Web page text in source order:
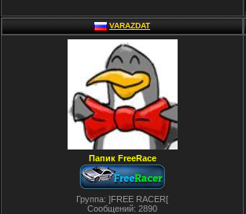
VARAZDAT
Папик FreeRace
Группа: ]FREE RACER[
Сообщений: 2890